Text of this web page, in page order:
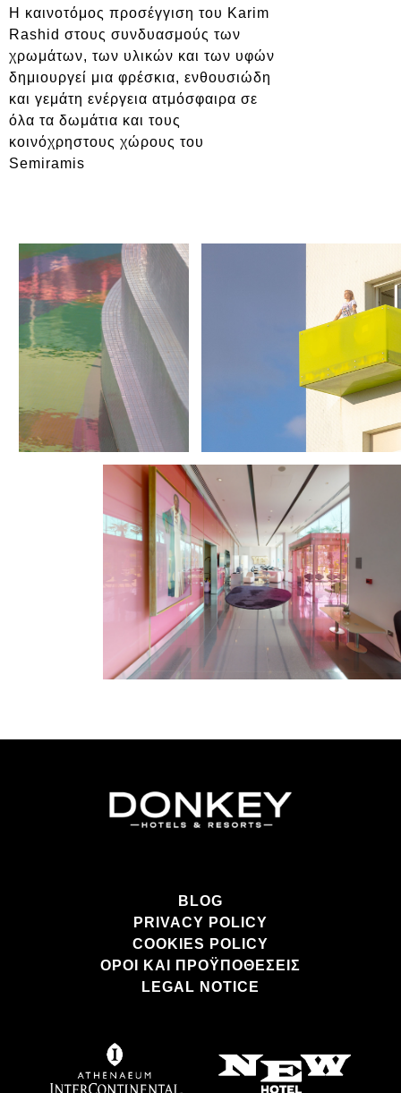
Η καινοτόμος προσέγγιση του Karim
Rashid στους συνδυασμούς των
χρωμάτων, των υλικών και των υφών
δημιουργεί μια φρέσκια, ενθουσιώδη
και γεμάτη ενέργεια ατμόσφαιρα σε
όλα τα δωμάτια και τους
κοινόχρηστους χώρους του
Semiramis
BLOG
PRIVACY POLICY
COOKIES POLICY
ΌΡΟΙ ΚΑΙ ΠΡΟΫΠΟΘΈΣΕΙΣ
LEGAL NOTICE